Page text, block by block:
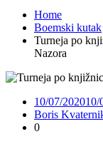
Home
Boemski kutak
Turneja po
Nazora
10/07/202010/
Boris
0